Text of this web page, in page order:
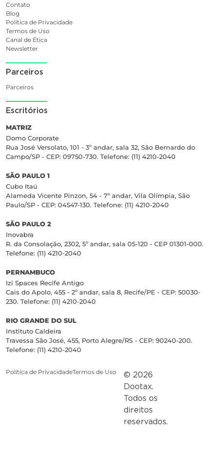
Contato
Blog
Política de Privacidade
Termos de Uso
Canal de Ética
Newsletter
Parceiros
Parceiros
Escritórios
MATRIZ
Domo Corporate
Rua José Versolato, 101 - 3º andar, sala 32, São Bernardo do
Campo/SP - CEP: 09750-730. Telefone: (11) 4210-2040
SÃO PAULO 1
Cubo Itaú
Alameda Vicente Pinzon, 54 - 7º andar, Vila Olímpia, São
Paulo/SP - CEP: 04547-130. Telefone: (11) 4210-2040
SÃO PAULO 2
Inovabra
R. da Consolação, 2302, 5º andar, sala 05-120 - CEP 01301-000.
Telefone: (11) 4210-2040
PERNAMBUCO
Izi Spaces Recife Antigo
Cais do Apolo, 455 - 2º andar, sala 8, Recife/PE - CEP: 50030-
230. Telefone: (11) 4210-2040
RIO GRANDE DO SUL
Instituto Caldeira
Travessa São José, 455, Porto Alegre/RS - CEP: 90240-200.
Telefone: (11) 4210-2040
Política de PrivacidadeTermos de Uso
© 2026
Dootax.
Todos os
direitos
reservados.